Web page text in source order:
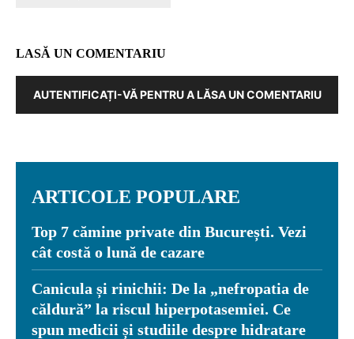
LASĂ UN COMENTARIU
AUTENTIFICAȚI-VĂ PENTRU A LĂSA UN COMENTARIU
ARTICOLE POPULARE
Top 7 cămine private din București. Vezi
cât costă o lună de cazare
Canicula și rinichii: De la „nefropatia de
căldură” la riscul hiperpotasemiei. Ce
spun medicii și studiile despre hidratare